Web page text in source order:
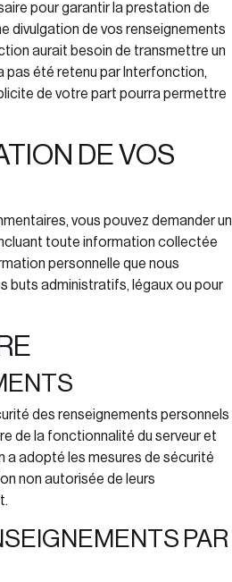
pour garantir la prestation de
divulgation de vos renseignements
aurait besoin de transmettre un
pas été retenu par Interfonction,
de votre part pourra permettre
DE VOS
vous pouvez demander un
toute information collectée
personnelle que nous
buts administratifs, légaux ou pour
des renseignements personnels
de la fonctionnalité du serveur et
a adopté les mesures de sécurité
non autorisée de leurs
PAR